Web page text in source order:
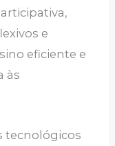
e
eficiente e
às
tecnológicos